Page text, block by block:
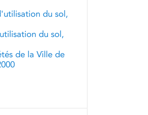
du sol,
du sol,
de la Ville de